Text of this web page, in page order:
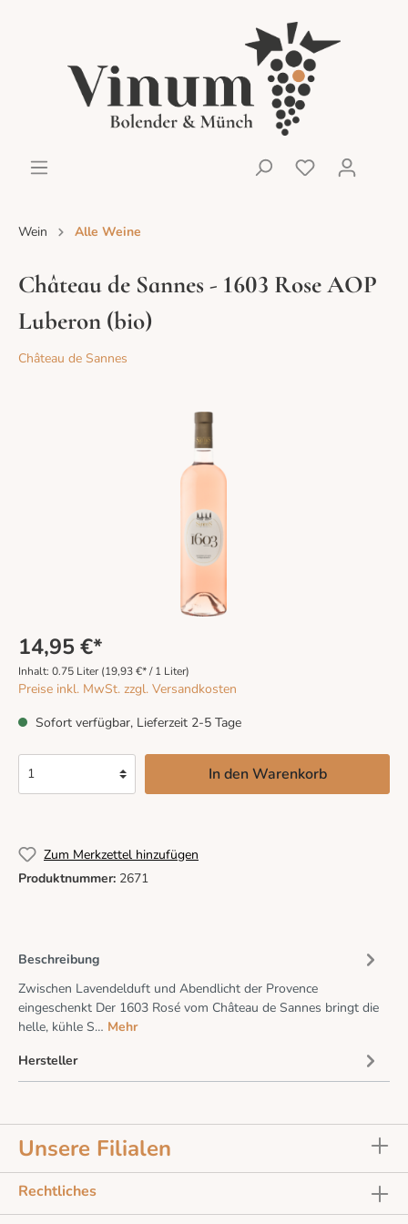
Wein Alle Weine
Château de Sannes - 1603 Rose AOP
Luberon (bio)
Château de Sannes
14,95 €*
Inhalt: 0.75 Liter (19,93 €* / 1 Liter)
Preise inkl. MwSt. zzgl. Versandkosten
Sofort verfügbar, Lieferzeit 2-5 Tage
In den Warenkorb
Zum Merkzettel hinzufügen
Produktnummer: 2671
Beschreibung
Zwischen Lavendelduft und Abendlicht der Provence
eingeschenkt Der 1603 Rosé vom Château de Sannes bringt die
helle, kühle S… Mehr
Hersteller
Unsere Filialen
Rechtliches